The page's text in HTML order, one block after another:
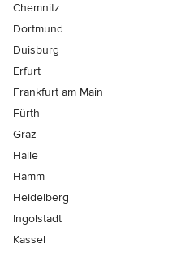
Chemnitz
Dortmund
Duisburg
Erfurt
Frankfurt am Main
Fürth
Graz
Halle
Hamm
Heidelberg
Ingolstadt
Kassel